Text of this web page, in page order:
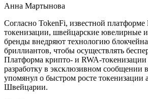
Анна Мартынова
Согласно TokenFi, известной
токенизации, швейцарские ювелирные
бренды внедряют технологию
бриллиантов, чтобы осуществлять
Платформа крипто- и RWA-токенизации
разработку в эксклюзивном сообщении
упомянул о быстром росте токенизации
Швейцарии.